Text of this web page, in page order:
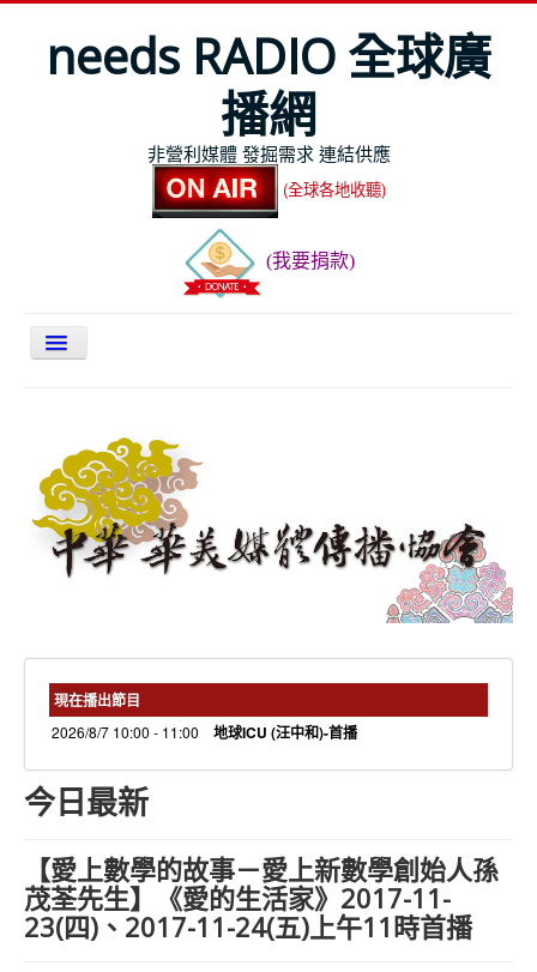
needs RADIO 全球廣
播網
非營利媒體 發掘需求 連結供應
(全球各地收聽)
(我要捐款)
今日最新
節目表
全球Live收聽
needs 專欄
線上捐款
現在播出節目
2026/8/7 10:00 - 11:00 地球ICU (汪中和)-首播
今日最新
【愛上數學的故事－愛上新數學創始人孫
茂荃先生】《愛的生活家》2017-11-
23(四)、2017-11-24(五)上午11時首播